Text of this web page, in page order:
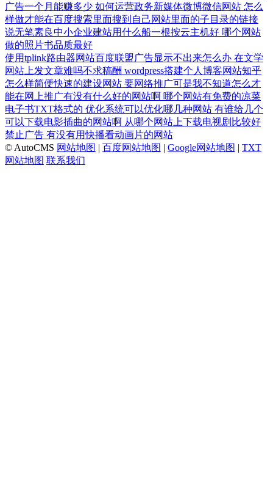
广告一个月能赚多少 如何运营政务新媒体微博微信网站 怎么
样做才能在百度搜索里面搜到自己网站里面的子目录的链接
说无笔素良中小企业建站用什么船一根按云主机好 哪个网站
做的照片书品质最好
使用tplink路由器网站百度联盟广告显示不出来怎么办 在文学
网站上发文章难吗不求稿酬 wordpress搭建个人博客网站知乎
怎么样简便快速的建设网站 要网络推广可是我不知道怎么才
能在网上推广有没有什么好的网站啊 哪个网站有免费的凉菜
电子书TXT格式的 优化系统可以优化哪几种网站 有谁给几个
可以下载电影插曲的网站啊 从哪个网站上下载电视剧比较好
禁止广告 有没有用快播看动画片的网站
© AutoCMS 网站地图 | 百度网站地图 | Google网站地图 | TXT
网站地图 联系我们